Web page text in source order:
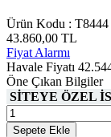
Ürün Kodu : T8444
43.860,00 TL
Fiyat Alarmı
Havale Fiyatı
Öne Çıkan Bilgiler
SİTEYE ÖZEL
Sepete Ekle